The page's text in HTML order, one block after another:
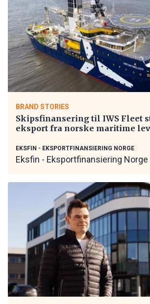
BRAND STORIES
Skipsfinansering til IWS Fleet
eksport fra norske maritime
EKSFIN - EKSPORTFINANSIERING NORGE
Eksfin - Eksportfinansiering Norge